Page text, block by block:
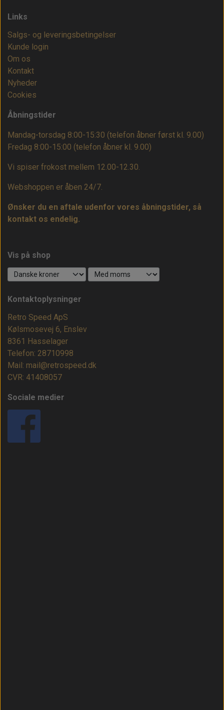
Links
Salgs- og leveringsbetingelser
Kunde login
Om os
Kontakt
Nyheder
Cookies
Åbningstider
Mandag-torsdag 8:00-15:30 (telefon åbner først kl. 9.00)
Fredag 8:00-15:00 (telefon åbner kl. 9.00)
Vi spiser frokost mellem 12.00-12.30.
Webshoppen er åben 24/7.
Ønsker du en aftale udenfor vores åbningstider, så
kontakt os endelig.
Vis på shop
Kontaktoplysninger
Retro Speed ApS
Kølsmosevej 6, Enslev
8361 Hasselager
Telefon: 28710998
Mail: mail@retrospeed.dk
CVR: 41408057
Sociale medier